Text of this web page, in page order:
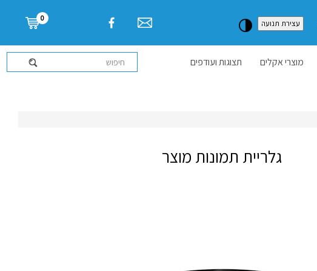
עצירת תנועה
0
מוצרי אקלים תצוגות ועודפים
גלריית תמונות מוצר